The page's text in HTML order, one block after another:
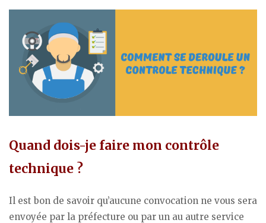
Quand dois-je faire mon contrôle
technique ?
Il est bon de savoir qu’aucune convocation ne vous sera
envoyée par la préfecture ou par un au autre service